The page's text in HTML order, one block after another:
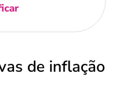
de inflação